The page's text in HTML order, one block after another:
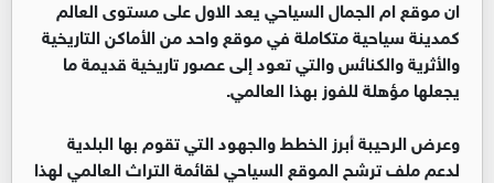
ان موقع ام الجمال السياحي يعد الاول على مستوى العالم
كمدينة سياحية متكاملة في موقع واحد من الأماكن التاريخية
والأثرية والكنائس والتي تعود إلى عصور تاريخية قديمة ما
يجعلها مؤهلة للفوز بهذا العالمي.
وعرض الرحيبة أبرز الخطط والجهود التي تقوم بها البلدية
لدعم ملف ترشح الموقع السياحي لقائمة التراث العالمي لهذا